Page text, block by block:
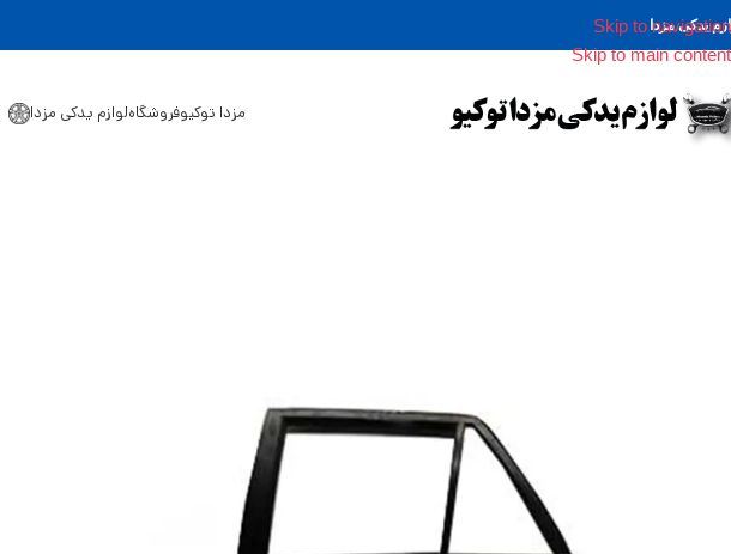
Skip to navigation
Skip to main content
یدکی مزدا
مزدا توکیوفروشگاهلوازم یدکی مزدا